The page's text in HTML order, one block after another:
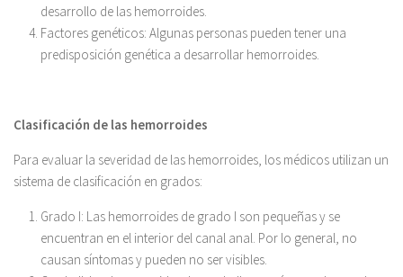
desarrollo de las hemorroides.
Factores genéticos: Algunas personas pueden tener una
predisposición genética a desarrollar hemorroides.
Clasificación de las hemorroides
Para evaluar la severidad de las hemorroides, los médicos utilizan un
sistema de clasificación en grados:
Grado I: Las hemorroides de grado I son pequeñas y se
encuentran en el interior del canal anal. Por lo general, no
causan síntomas y pueden no ser visibles.